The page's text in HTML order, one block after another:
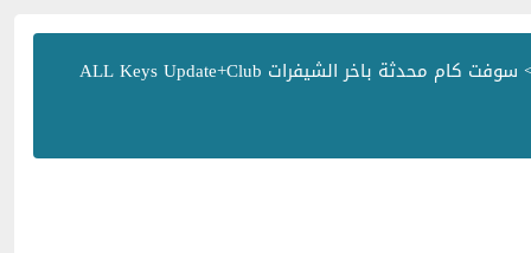
> سوفت كام محدثة باخر الشيفرات ALL Keys Update+Club